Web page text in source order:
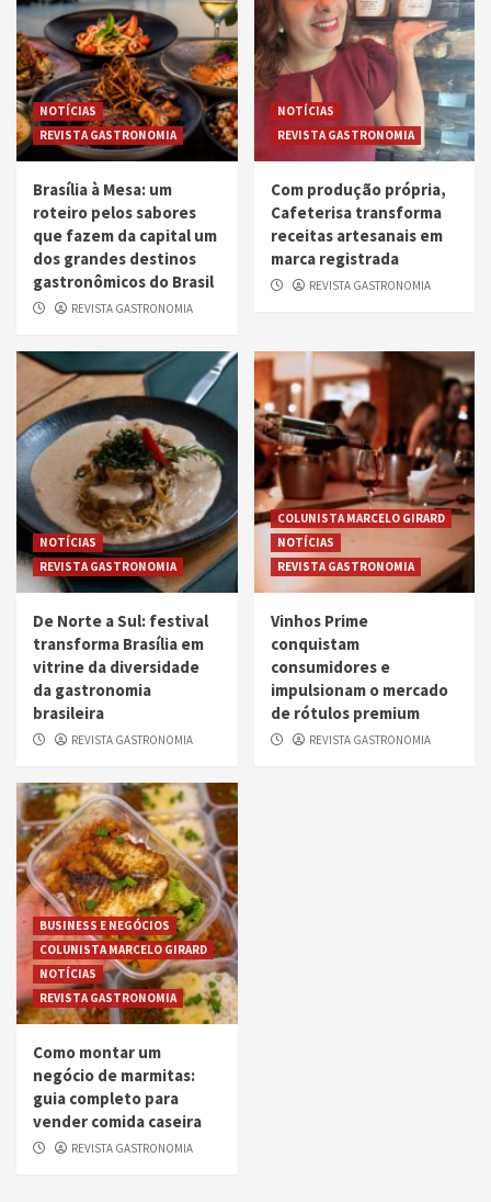
NOTÍCIAS
REVISTA GASTRONOMIA
Brasília à Mesa: um
roteiro pelos sabores
que fazem da capital um
dos grandes destinos
gastronômicos do Brasil
REVISTA GASTRONOMIA
NOTÍCIAS
REVISTA GASTRONOMIA
Com produção própria,
Cafeterisa transforma
receitas artesanais em
marca registrada
REVISTA GASTRONOMIA
NOTÍCIAS
REVISTA GASTRONOMIA
De Norte a Sul: festival
transforma Brasília em
vitrine da diversidade
da gastronomia
brasileira
REVISTA GASTRONOMIA
COLUNISTA MARCELO GIRARD
NOTÍCIAS
REVISTA GASTRONOMIA
Vinhos Prime
conquistam
consumidores e
impulsionam o mercado
de rótulos premium
REVISTA GASTRONOMIA
BUSINESS E NEGÓCIOS
COLUNISTA MARCELO GIRARD
NOTÍCIAS
REVISTA GASTRONOMIA
Como montar um
negócio de marmitas:
guia completo para
vender comida caseira
REVISTA GASTRONOMIA